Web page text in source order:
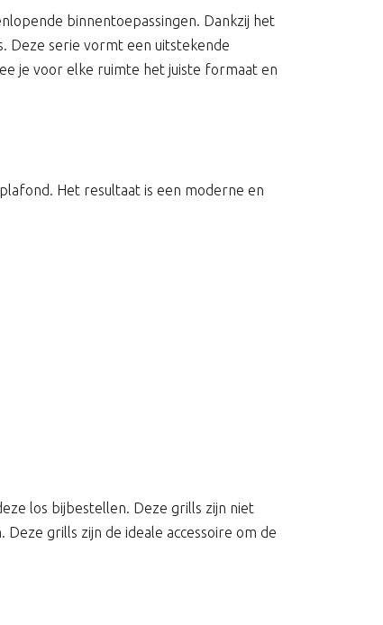
binnentoepassingen. Dankzij het
Deze serie vormt een uitstekende
je voor elke ruimte het juiste formaat en
Het resultaat is een moderne en
los bijbestellen. Deze grills zijn niet
grills zijn de ideale accessoire om de